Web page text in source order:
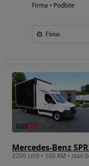
Firma • Podbite
Firma